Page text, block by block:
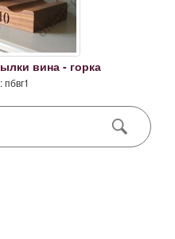
вина - горка
пбвг1